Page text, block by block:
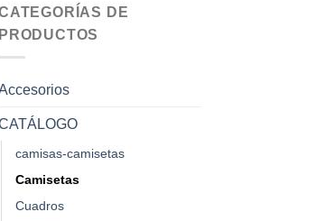
DE
PRODUCTOS
camisas-camisetas
Camisetas
Cuadros